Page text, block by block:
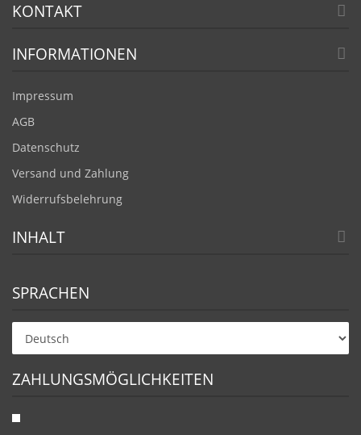
KONTAKT
INFORMATIONEN
Impressum
AGB
Datenschutz
Versand und Zahlung
Widerrufsbelehrung
INHALT
SPRACHEN
ZAHLUNGSMÖGLICHKEITEN